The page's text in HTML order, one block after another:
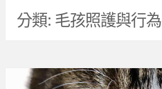
分類: 毛孩照護與行為